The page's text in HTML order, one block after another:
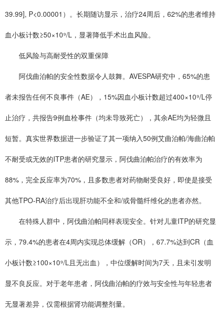
39.99], P<0.00001）。长期随访显示，治疗24周后，62%的患者维持
血小板计数≥50×10⁹/L，显著降低手术出血风险。
低风险与高耐受性的双重保障
阿伐曲泊帕的安全性数据令人鼓舞。AVESPA研究中，65%的患
者未报告任何不良事件（AE），15%因血小板计数超过400×10⁹/L停
止治疗，共报告9例血栓事件（均未导致死亡），其余AE均为轻微且
短暂。真实世界数据进一步验证了其一项纳入50例艾曲泊帕/海曲泊帕
不耐受或无效的ITP患者的研究显示，阿伐曲泊帕治疗的有效率为
88%，完全反应率为70%，且多数患者对药物耐受良好，即使是接受
其他TPO-RA治疗后出现肝功能不全和/或骨髓纤维化的患者亦然。
在特殊人群中，阿伐曲泊帕同样表现安全。针对儿童ITP的研究显
示，79.4%的患者在4周内实现总体缓解（OR），67.7%达到CR（血
小板计数≥100×10⁹/L且无出血），中位缓解时间为7天，且未引发明
显不良反应。对于老年患者，阿伐曲泊帕的疗效与安全性与年轻患者
无显著差异，仅需根据肾功能调整剂量。